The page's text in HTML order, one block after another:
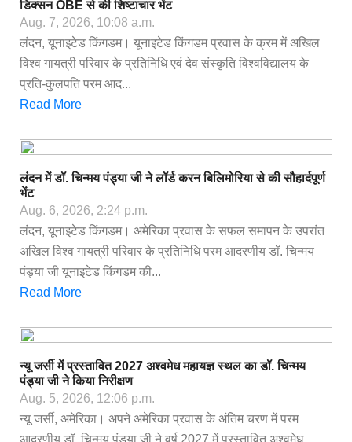
डिक्सन OBE से की शिष्टाचार भेंट
Aug. 7, 2026, 10:08 a.m.
लंदन, यूनाइटेड किंगडम। यूनाइटेड किंगडम प्रवास के क्रम में अखिल
विश्व गायत्री परिवार के प्रतिनिधि एवं देव संस्कृति विश्वविद्यालय के
प्रति-कुलपति परम आद...
Read More
लंदन में डॉ. चिन्मय पंड्या जी ने लॉर्ड करन बिलिमोरिया से की सौहार्दपूर्ण
भेंट
Aug. 6, 2026, 2:24 p.m.
लंदन, यूनाइटेड किंगडम। अमेरिका प्रवास के सफल समापन के उपरांत
अखिल विश्व गायत्री परिवार के प्रतिनिधि परम आदरणीय डॉ. चिन्मय
पंड्या जी यूनाइटेड किंगडम की...
Read More
न्यू जर्सी में प्रस्तावित 2027 अश्वमेध महायज्ञ स्थल का डॉ. चिन्मय
पंड्या जी ने किया निरीक्षण
Aug. 5, 2026, 12:06 p.m.
न्यू जर्सी, अमेरिका। अपने अमेरिका प्रवास के अंतिम चरण में परम
आदरणीय डॉ. चिन्मय पंड्या जी ने वर्ष 2027 में प्रस्तावित अश्वमेध